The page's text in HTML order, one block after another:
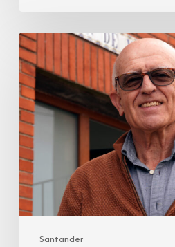
Santander
Pedro
Manuel
González
Toca